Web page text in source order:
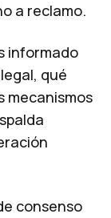
a reclamo.
informado
qué
mecanismos
consenso